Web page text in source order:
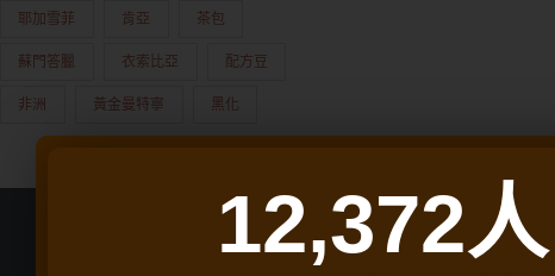
耶加雪菲 肯亞 茶包
蘇門答臘 衣索比亞 配方豆
非洲 黃金曼特寧 黑化
12,372人